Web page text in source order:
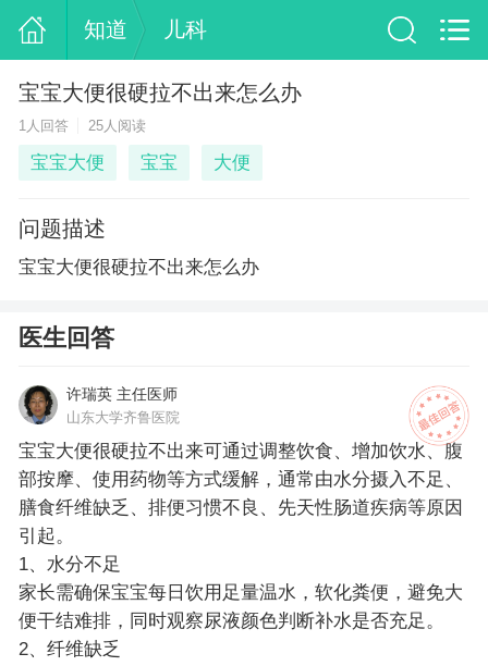
知道 儿科
宝宝大便很硬拉不出来怎么办
1人回答 25人阅读
宝宝大便 宝宝 大便
问题描述
宝宝大便很硬拉不出来怎么办
医生回答
许瑞英 主任医师
山东大学齐鲁医院
宝宝大便很硬拉不出来可通过调整饮食、增加饮水、腹
部按摩、使用药物等方式缓解，通常由水分摄入不足、
膳食纤维缺乏、排便习惯不良、先天性肠道疾病等原因
引起。
1、水分不足
家长需确保宝宝每日饮用足量温水，软化粪便，避免大
便干结难排，同时观察尿液颜色判断补水是否充足。
2、纤维缺乏